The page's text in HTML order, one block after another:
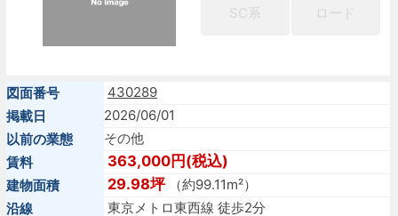
SC系 ロード
図面番号
430289
掲載日
2026/06/01
以前の業態
その他
賃料
363,000円(税込)
建物面積 29.98坪（約99.11m²）
沿線
東京メトロ東西線 徒歩2分